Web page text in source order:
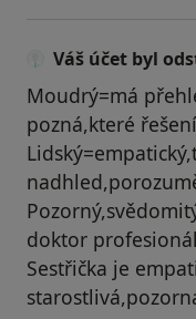
Váš účet byl
Moudrý=má
pozná,které
doktor
Sestřička je